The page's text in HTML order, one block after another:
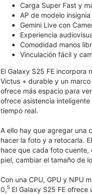
Carga Super Fast y
AP de modelo
Gemini Live con
Experiencia
Comodidad manos
Vinculación fácil y
El Galaxy S25 FE
Victus + durable y un
ofrece más espacio para
ofrece asistencia
tiempo real.
A ello hay que agregar una
hacer la foto y a retocarla.
hace que cada foto cuente,
piel, cambiar el tamaño de
Con una CPU, GPU y NPU
0,5 El Galaxy S25 FE